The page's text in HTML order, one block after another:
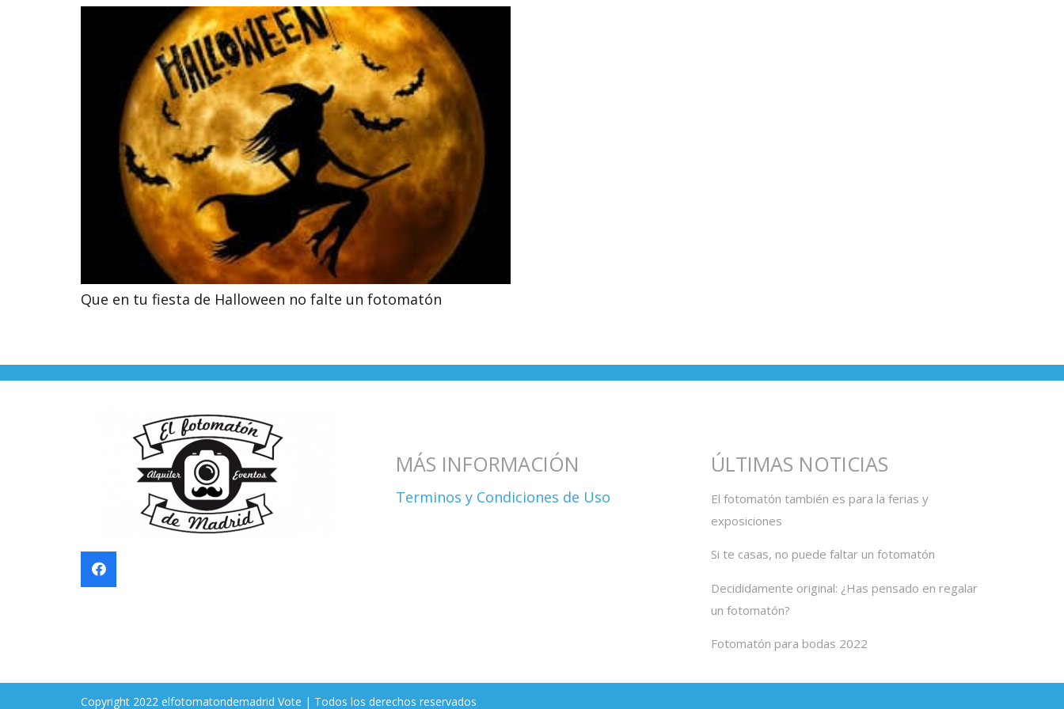
Que en tu fiesta de Halloween no falte un fotomatón
MÁS INFORMACIÓN
Terminos y Condiciones de Uso
ÚLTIMAS NOTICIAS
El fotomatón también es para la ferias y
exposiciones
Si te casas, no puede faltar un fotomatón
Decididamente original: ¿Has pensado en regalar
un fotomatón?
Fotomatón para bodas 2022
Copyright 2022 elfotomatondemadrid Vote | Todos los derechos reservados